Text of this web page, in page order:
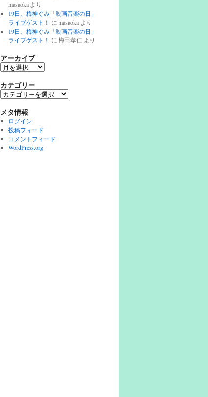
masaokaより
19日、梅神ぐみ「映画音楽の日」
ライブゲスト！ に masaokaより
19日、梅神ぐみ「映画音楽の日」
ライブゲスト！ に 梅田孝仁 より
アーカイブ
ア
カ
イ
カテゴリー
カ
ゴ
リ
ー
メタ情報
ログイン
投稿フィード
コメントフィード
WordPress.org